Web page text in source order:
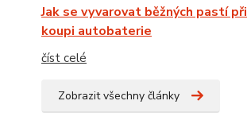
Jak se vyvarovat běžných pastí při
koupi autobaterie
číst celé
Zobrazit všechny články